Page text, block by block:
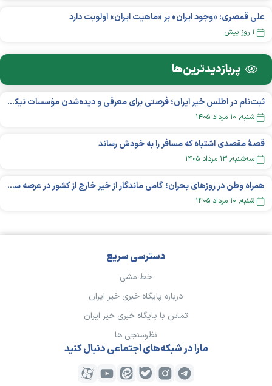
علی قمصری: «وجود ایران» بر «ماهیت ایران» اولویت دارد
۱ روز پیش
پربازدید‌ترین‌ها
ثبت‌نام در اطلس خیر ایران؛ فرصتی برای معرفی و دیده‌شدن مؤسسات نیکوکاری
شنبه, ۱۰ مرداد ۱۴۰۵
قصهٔ مقصدی اشتباه که مسافر را به خودش رساند
سه‌شنبه, ۱۳ مرداد ۱۴۰۵
همراه وطن در روزهای بحران؛ گامی ماندگار از خیر خارج از کشور در عرصه سلامت
شنبه, ۱۰ مرداد ۱۴۰۵
دسترسی سریع
خط مشی
درباره پایگاه خبری خیر ایران
تماس با پایگاه خبری خیر ایران
نظرسنجی ها
مارا در شبکه‌های اجتماعی دنبال کنید